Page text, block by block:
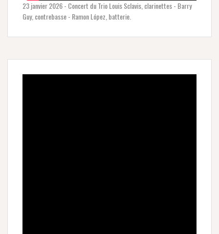
23 janvier 2026 - Concert du Trio Louis Sclavis, clarinettes - Barry
Guy, contrebasse - Ramon López, batterie.